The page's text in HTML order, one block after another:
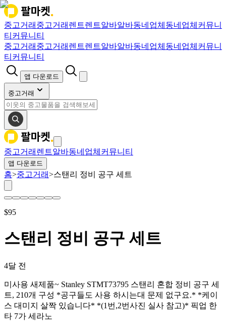
중고거래 중고거래 렌트렌트알바알바동네업체 동네업체 커뮤니
티 커뮤니티
중고거래 중고거래 렌트렌트알바알바동네업체 동네업체 커뮤니
티 커뮤니티
앱 다운로드
중고거래
중고거래 렌트알바동네업체 커뮤니티
앱 다운로드
홈>중고거래>스탠리 정비 공구 세트
$95
스탠리 정비 공구 세트
4달 전
미사용 새제품~ Stanley STMT73795 스탠리 혼합 정비 공구 세
트, 210개 구성 *공구들도 사용 하시는대 문제 없구요.* *케이
스 대미지 살짝 있습니다* *(1번,2번사진 실사 참고)* 픽업 한
타 7가 세라노